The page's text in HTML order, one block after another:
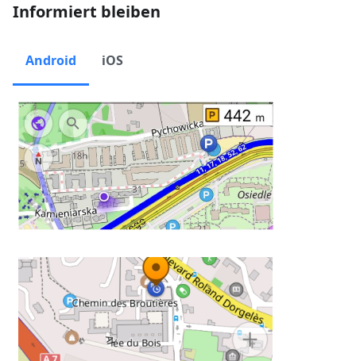
Informiert bleiben
Android iOS